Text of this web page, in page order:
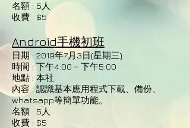
名額 : 5人
收費 : $5
Android手機初班
日期 : 2019年7月3日(星期三)
時間 : 下午4:00－下午5:00
地點 : 本社
內容 : 認識基本應用程式下載、備份、
whatsapp等簡單功能。
名額 : 5人
收費 : $5